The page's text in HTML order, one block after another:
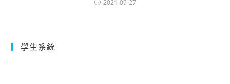
2021-09-27
學生系統